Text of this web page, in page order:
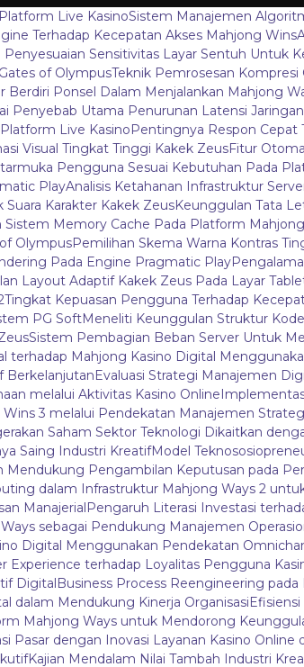
Live KasinoSistem Manajemen
Terhadap Kecepatan Akses Mahjong Wins
Sensitivitas Layar Sentuh Untuk
of OlympusTeknik Pemrosesan
Berdiri Ponsel Dalam Menjalankan Mahjong
Penyebab Utama Penurunan Latensi
Live KasinoPentingnya Respon Cepat
Visual Tingkat Tinggi Kakek ZeusFitur
Pengguna Sesuai Kebutuhan Pada
PlayAnalisis Ketahanan Infrastruktur
Karakter Kakek ZeusKeunggulan Tata
Sistem Memory Cache Pada Platform
OlympusPemilihan Skema Warna Kontras
Pada Engine Pragmatic Play
Layout Adaptif Kakek Zeus Pada Layar
Tingkat Kepuasan Pengguna Terhadap
PG SoftMeneliti Keunggulan Struktur
Sistem Pembagian Beban Server Untuk
terhadap Mahjong Kasino Digital
BerkelanjutanEvaluasi Strategi Manajemen
melalui Aktivitas Kasino Online
3 melalui Pendekatan Manajemen
Saham Sektor Teknologi Dikaitkan
Saing Industri KreatifModel
Pengambilan Keputusan pada
dalam Infrastruktur Mahjong Ways 2
ManajerialPengaruh Literasi Investasi
sebagai Pendukung Manajemen
Digital Menggunakan Pendekatan
Experience terhadap Loyalitas Pengguna
DigitalBusiness Process Reengineering
dalam Mendukung Kinerja Organisasi
Mahjong Ways untuk Mendorong
Pasar dengan Inovasi Layanan Kasino Online
Kajian Mendalam Nilai Tambah Industri